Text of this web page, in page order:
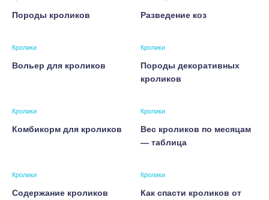
Породы кроликов Разведение коз
Кролики
Вольер для кроликов
Кролики
Породы декоративных
кроликов
Кролики
Комбикорм для кроликов
Кролики
Вес кроликов по месяцам
— таблица
Кролики
Содержание кроликов
Кролики
Как спасти кроликов от